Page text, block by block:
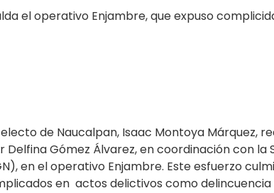
el operativo Enjambre, que expuso
de Naucalpan, Isaac Montoya Márquez,
Gómez Álvarez, en coordinación con la
en el operativo Enjambre. Este esfuerzo
en actos delictivos como